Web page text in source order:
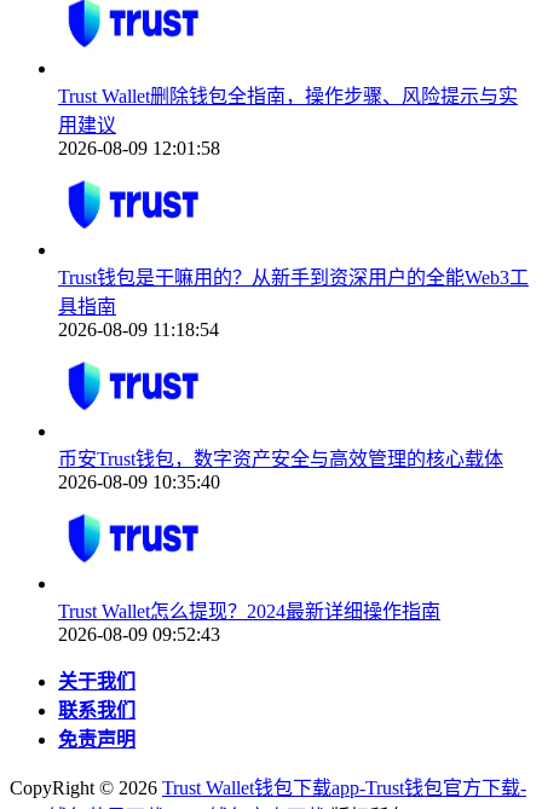
Trust Wallet删除钱包全指南，操作步骤、风险提示与实
用建议
2026-08-09 12:01:58
Trust钱包是干嘛用的？从新手到资深用户的全能Web3工
具指南
2026-08-09 11:18:54
币安Trust钱包，数字资产安全与高效管理的核心载体
2026-08-09 10:35:40
Trust Wallet怎么提现？2024最新详细操作指南
2026-08-09 09:52:43
关于我们
联系我们
免责声明
CopyRight © 2026 Trust Wallet钱包下载app-Trust钱包官方下载-